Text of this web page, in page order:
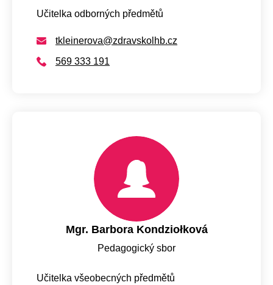
Učitelka odborných předmětů
tkleinerova@zdravskolhb.cz
569 333 191
Mgr. Barbora Kondziołková
Pedagogický sbor
Učitelka všeobecných předmětů